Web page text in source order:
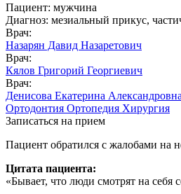
Пациент: мужчина
Диагноз: мезиальный прикус,
Врач:
Назарян Давид Назаретович
Врач:
Кялов Григорий Георгиевич
Врач:
Денисова Екатерина Александровна
Ортодонтия Ортопедия Хирургия
Записаться на прием
Пациент обратился с жалобами на
Цитата пациента:
«Бывает, что люди смотрят на